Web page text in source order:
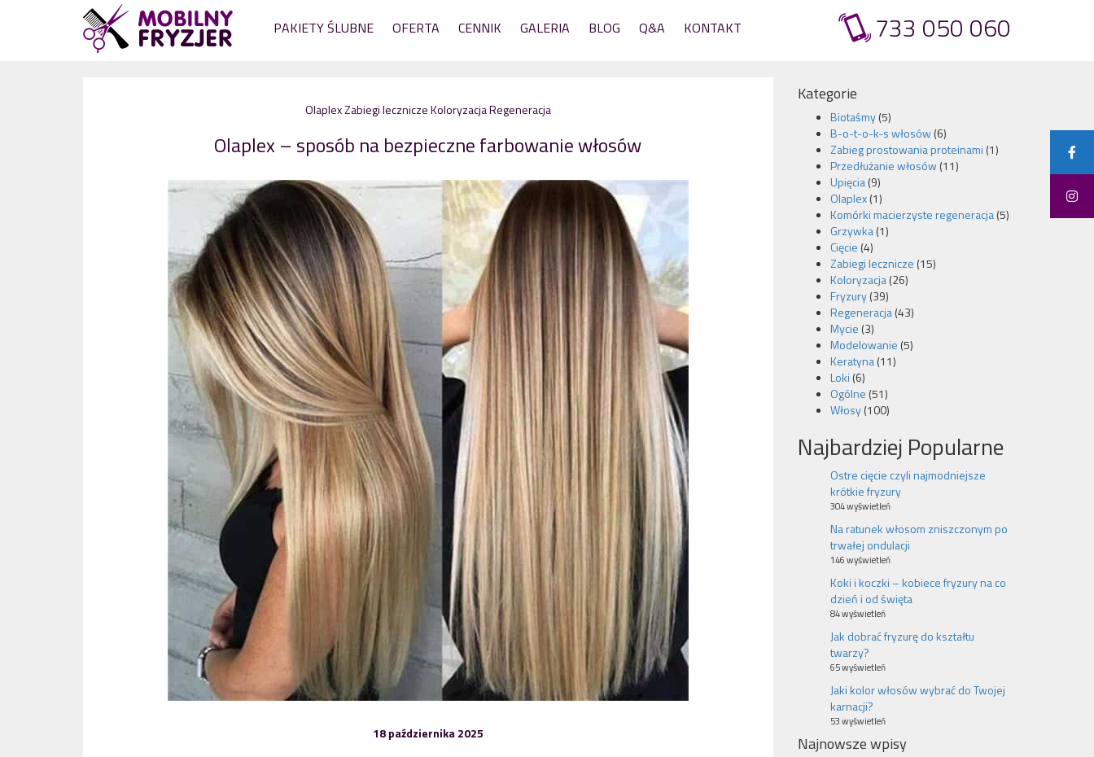
PAKIETY ŚLUBNE OFERTA CENNIK GALERIA BLOG Q&A KONTAKT 733 050 060
OlaplexZabiegi leczniczeKoloryzacjaRegeneracja
Olaplex – sposób na bezpieczne farbowanie włosów
18 października 2025
Kategorie
Biotaśmy(5)
B-o-t-o-k-s włosów (6)
Zabieg prostowania proteinami (1)
Przedłużanie włosów (11)
Upięcia(9)
Olaplex(1)
Komórki macierzyste regeneracja(5)
Grzywka(1)
Cięcie (4)
Zabiegi lecznicze (15)
Koloryzacja(26)
Fryzury(39)
Regeneracja(43)
Mycie (3)
Modelowanie (5)
Keratyna(11)
Loki (6)
Ogólne (51)
Włosy(100)
Najbardziej Popularne
Ostre cięcie czyli najmodniejsze
krótkie fryzury
304 wyświetleń
Na ratunek włosom zniszczonym po
trwałej ondulacji
146 wyświetleń
Koki i koczki – kobiece fryzury na co
dzień i od święta
84 wyświetleń
Jak dobrać fryzurę do kształtu
twarzy?
65 wyświetleń
Jaki kolor włosów wybrać do Twojej
karnacji?
53 wyświetleń
Najnowsze wpisy